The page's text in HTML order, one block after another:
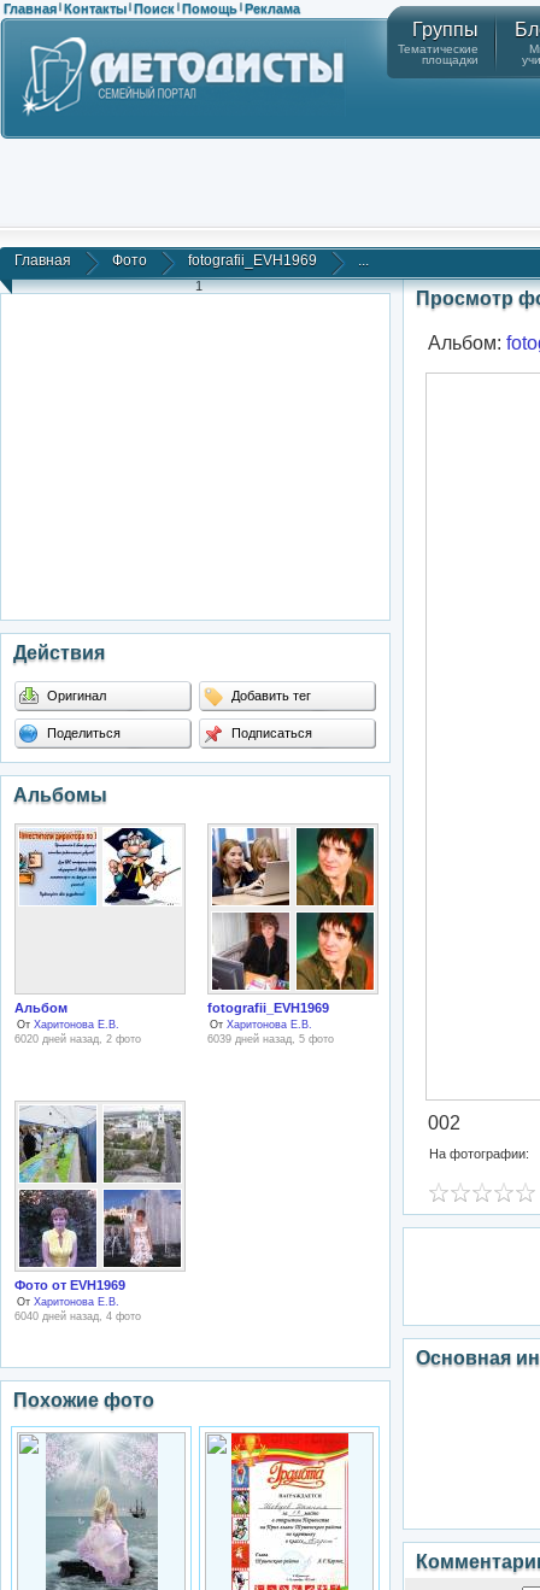
Главная | Контакты | Поиск | Помощь | Реклама
Группы
Тематические
площадки
Главная Фото fotografii_EVH1969 ...
1
Действия
Оригинал Добавить тег
Поделиться Подписаться
Альбомы
Альбом
От Харитонова Е.В.
6020 дней назад, 2 фото
fotografii_EVH1969
От Харитонова Е.В.
6039 дней назад, 5 фото
Фото от EVH1969
От Харитонова Е.В.
6040 дней назад, 4 фото
Похожие фото
Просмотр
Альбом:
002
На фотографии:
Основная